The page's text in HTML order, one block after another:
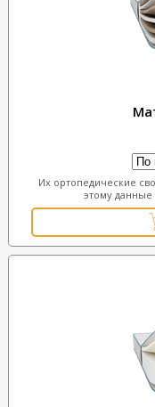
Их ортопедические
этому данные